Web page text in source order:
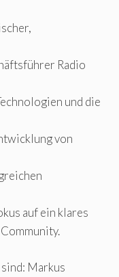
Radio
und die
von
auf ein klares
Markus